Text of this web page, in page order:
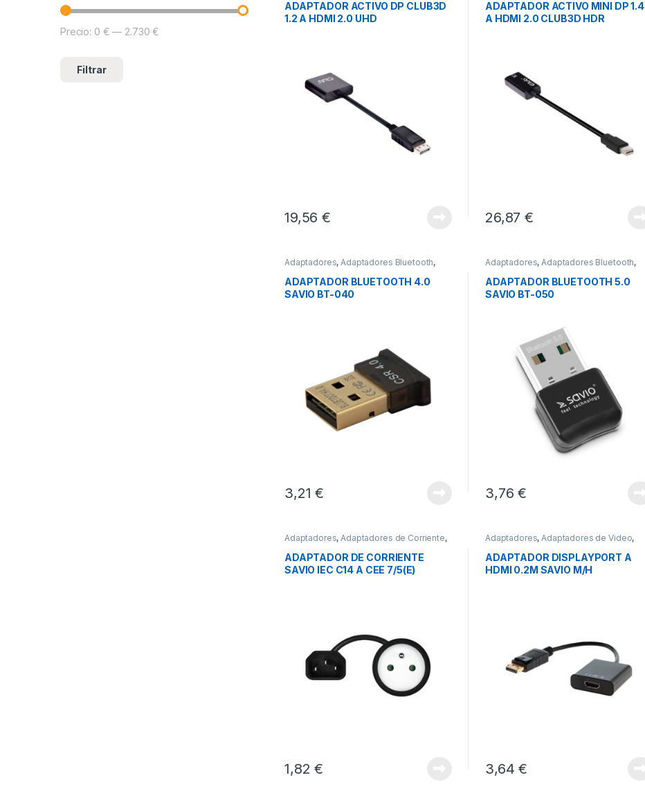
ADAPTADOR ACTIVO DP CLUB3D
1.2 A HDMI 2.0 UHD
19,56€
ADAPTADOR ACTIVO MINI DP 1.4
A HDMI 2.0 CLUB3D HDR
26,87€
Adaptadores,Adaptadores Bluetooth,
Conectividad
ADAPTADOR BLUETOOTH 4.0
SAVIO BT-040
3,21€
Adaptadores,Adaptadores Bluetooth,
Conectividad
ADAPTADOR BLUETOOTH 5.0
SAVIO BT-050
3,76€
Adaptadores, Adaptadores de Corriente,
Conectividad
ADAPTADOR DE CORRIENTE
SAVIO IEC C14 A CEE 7/5(E)
1,82€
Adaptadores, Adaptadores de Video,
Conectividad
ADAPTADOR DISPLAYPORT A
HDMI 0.2M SAVIO M/H
3,64€
Precio mínimo
Precio máximo
Filtrar
Precio: 0 € — 2.730 €